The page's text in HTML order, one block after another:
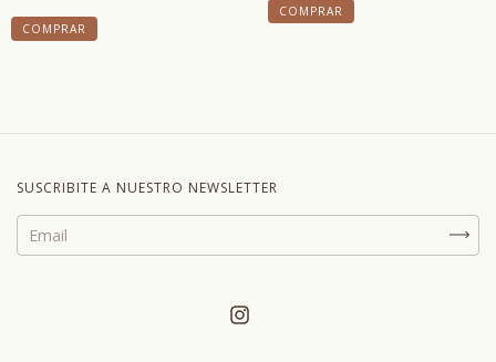
COMPRAR
COMPRAR
SUSCRIBITE A NUESTRO NEWSLETTER